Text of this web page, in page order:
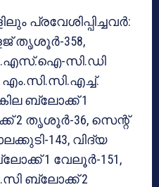
പ്രവേശിപ്പിച്ചവർ:
തൃശൂർ-358,
സി.ഡി
ബ്ലോക്ക് 1
2 തൃശൂർ-36, സെന്റ്
143, വിദ്യ
1 വേലൂർ-151,
ബ്ലോക്ക് 2